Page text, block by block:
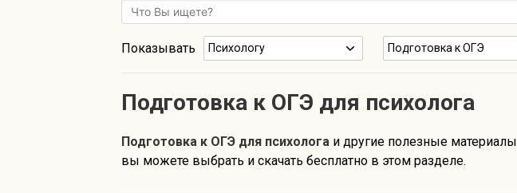
Показывать Психологу Подготовка к ОГЭ
Подготовка к ОГЭ для психолога
Подготовка к ОГЭ для психолога и другие полезные материалы
вы можете выбрать и скачать бесплатно в этом разделе.